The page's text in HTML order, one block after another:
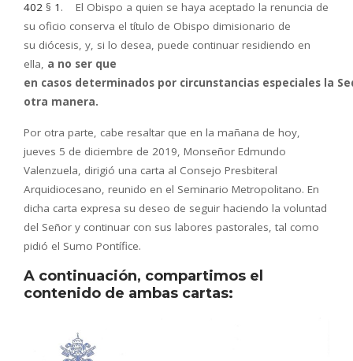
402 § 1 . El Obispo a quien se haya aceptado la renuncia de
su oficio conserva el título de Obispo dimisionario de
su diócesis, y, si lo desea, puede continuar residiendo en
ella, a no ser que
en casos determinados por circunstancias especiales la
otra manera.
Por otra parte, cabe resaltar que en la mañana de hoy,
jueves 5 de diciembre de 2019, Monseñor Edmundo
Valenzuela, dirigió una carta al Consejo Presbiteral
Arquidiocesano, reunido en el Seminario Metropolitano. En
dicha carta expresa su deseo de seguir haciendo la voluntad
del Señor y continuar con sus labores pastorales, tal como
pidió el Sumo Pontífice.
A continuación, compartimos el
contenido de ambas cartas: